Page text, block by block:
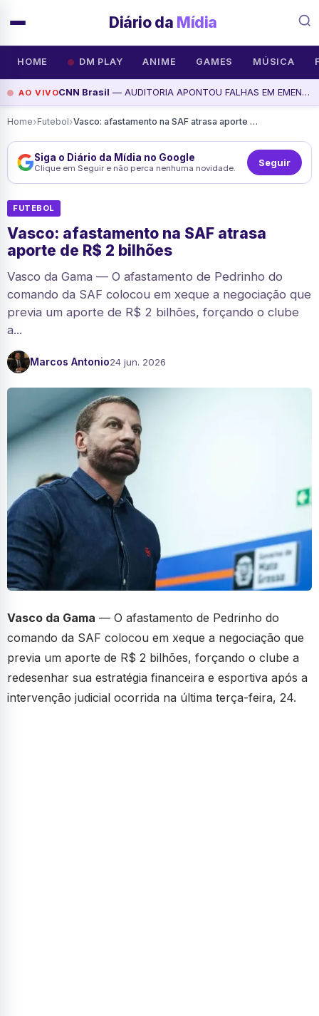
Diário da Mídia
HOME DM PLAY ANIME GAMES MÚSICA
AO VIVOCNN Brasil — AUDITORIA APONTOU FALHAS EM EMENDAS DE VICE DE FLÁVIO - BASTIDORES CNN, assista agora
Home›Futebol› Vasco: afastamento na SAF atrasa aporte de R$ 2 bilhões
Siga o Diário da Mídia no Google
Clique em Seguir e não perca nenhuma novidade. Seguir
FUTEBOL
Vasco: afastamento na SAF atrasa
aporte de R$ 2 bilhões
Vasco da Gama — O afastamento de Pedrinho do
comando da SAF colocou em xeque a negociação que
previa um aporte de R$ 2 bilhões, forçando o clube
a...
Marcos Antonio24 jun. 2026
Vasco da Gama — O afastamento de Pedrinho do
comando da SAF colocou em xeque a negociação que
previa um aporte de R$ 2 bilhões, forçando o clube a
redesenhar sua estratégia financeira e esportiva após a
intervenção judicial ocorrida na última terça-feira, 24.